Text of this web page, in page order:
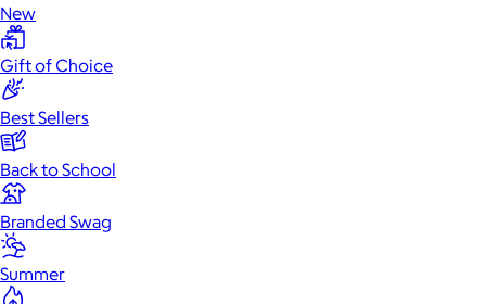
New
Gift of Choice
Best Sellers
Back to School
Branded Swag
Summer